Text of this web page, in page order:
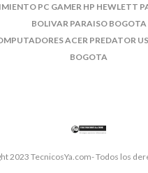
PC GAMER HP HEWLETT
BOLIVAR PARAISO BOGOTA
ACER PREDATOR
BOGOTA
2023 TecnicosYa.com- Todos los